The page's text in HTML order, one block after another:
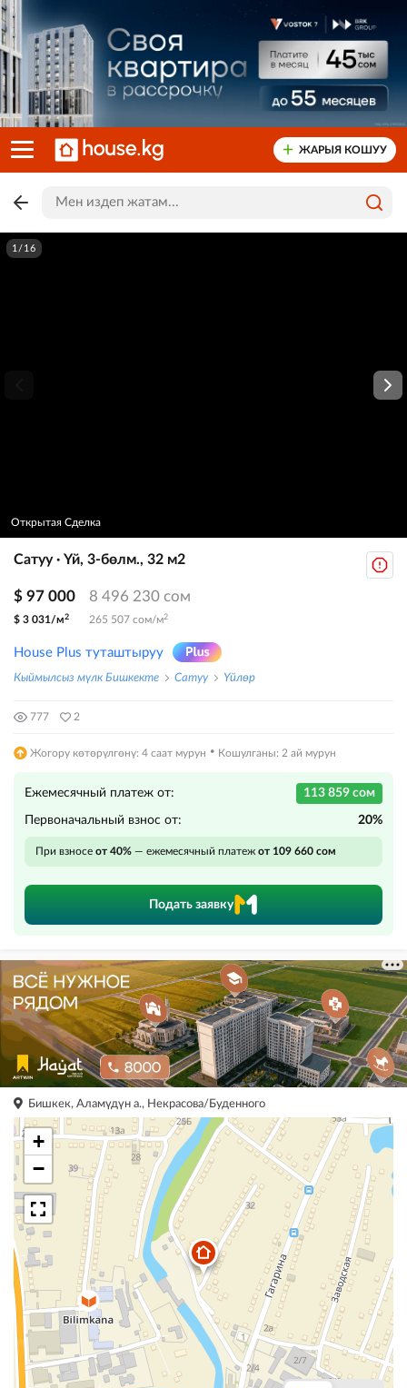
ЖАРЫЯ КОШУУ
1/16
Открытая Сделка
Сатуу · Үй, 3-бөлм., 32 м2
$ 97 000 8 496 230 сом
$ 3 031/м2 265 507 сом/м2
House Plus туташтыруу
Кыймылсыз мүлк Бишкекте Сатуу Үйлөр
777 2
Жогору көтөрүлгөнү: 4 саат мурун · Кошулганы: 2 ай мурун
Ежемесячный платеж от: 113 859 сом
Первоначальный взнос от: 20%
При взносе от 40% — ежемесячный платеж от 109 660 сом
Подать заявку
Бишкек, Аламүдүн а., Некрасова/Буденного
+
−